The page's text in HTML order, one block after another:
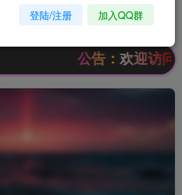
超低价文字广告位招租
公告：欢迎访问辰
登陆/注册 加入QQ群